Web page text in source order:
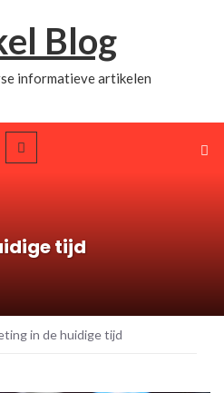
Blog
informatieve artikelen
tijd
in de huidige tijd